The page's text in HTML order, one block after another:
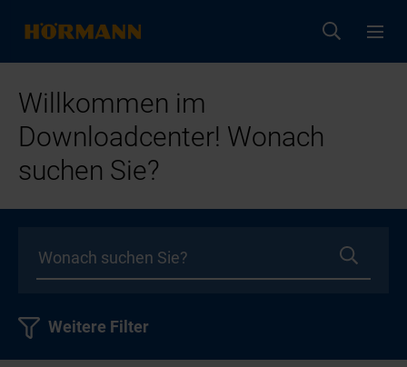
Willkommen im
Downloadcenter! Wonach
suchen Sie?
Weitere Filter